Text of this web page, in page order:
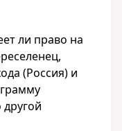
ли право на
(Россия) и